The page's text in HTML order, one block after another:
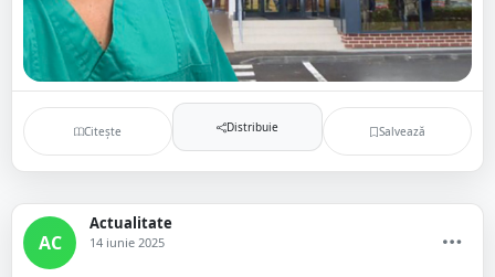
Citește Distribuie Salvează
AC
Actualitate
14 iunie 2025